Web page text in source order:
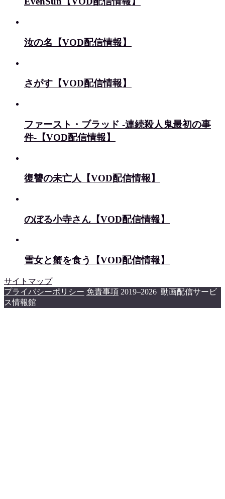
汝の名【VOD配信情報】
さがす【VOD配信情報】
ファースト・ブラッド -連続殺人鬼最初の事
件-【VOD配信情報】
復讐の未亡人【VOD配信情報】
のぼる小寺さん【VOD配信情報】
雪女と蟹を食う【VOD配信情報】
サイトマップ
プライバシーポリシー 免責事項 2019–2026 動画配信サービ
ス情報館